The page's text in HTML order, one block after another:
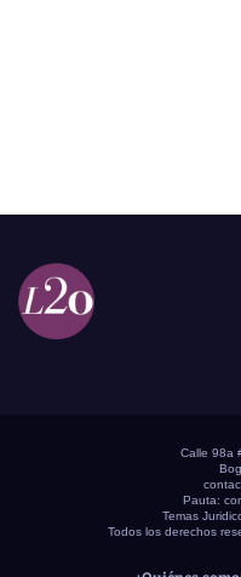
Calle 98a
Pauta:
Temas
Todos los derechos